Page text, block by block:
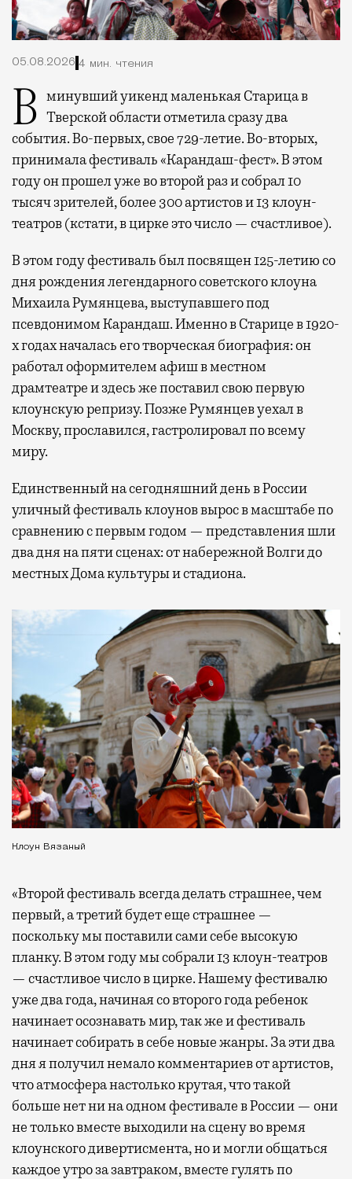
05.08.2026 4 мин. чтения
В минувший уикенд маленькая Старица в Тверской области отметила сразу два
события. Во-первых, свое 729-летие. Во-вторых,
принимала фестиваль «Карандаш-фест». В этом
году он прошел уже во второй раз и собрал 10
тысяч зрителей, более 300 артистов и 13 клоун-
театров (кстати, в цирке это число — счастливое).
В этом году фестиваль был посвящен 125-летию со
дня рождения легендарного советского клоуна
Михаила Румянцева, выступавшего под
псевдонимом Карандаш. Именно в Старице в 1920-
х годах началась его творческая биография: он
работал оформителем афиш в местном
драмтеатре и здесь же поставил свою первую
клоунскую репризу. Позже Румянцев уехал в
Москву, прославился, гастролировал по всему
миру.
Единственный на сегодняшний день в России
уличный фестиваль клоунов вырос в масштабе по
сравнению с первым годом — представления шли
два дня на пяти сценах: от набережной Волги до
местных Дома культуры и стадиона.
Клоун Вязаный
«Второй фестиваль всегда делать страшнее, чем
первый, а третий будет еще страшнее —
поскольку мы поставили сами себе высокую
планку. В этом году мы собрали 13 клоун-театров
— счастливое число в цирке. Нашему фестивалю
уже два года, начиная со второго года ребенок
начинает осознавать мир, так же и фестиваль
начинает собирать в себе новые жанры. За эти два
дня я получил немало комментариев от артистов,
что атмосфера настолько крутая, что такой
больше нет ни на одном фестивале в России — они
не только вместе выходили на сцену во время
клоунского дивертисмента, но и могли общаться
каждое утро за завтраком, вместе гулять по